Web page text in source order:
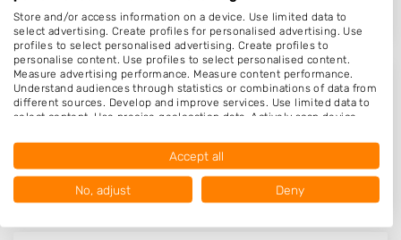
Hair Confidence
Loperweg 1 C
Op 15,81 km afstand
Store and/or access information on a device. Use limited data to
select advertising. Create profiles for personalised advertising. Use
profiles to select personalised advertising. Create profiles to
personalise content. Use profiles to select personalised content.
Measure advertising performance. Measure content performance.
Understand audiences through statistics or combinations of data from
different sources. Develop and improve services. Use limited data to
select content. Use precise geolocation data. Actively scan device
Data may be shared outside of the European Union and send to the
Your consent and the cookie policy applies solely to this website/app.
View Partner List (1016 IAB Vendors)
We use your data for the following purposes:
Accept all
No, adjust Deny